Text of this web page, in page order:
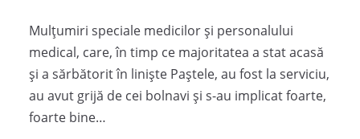
Mulțumiri speciale medicilor și personalului
medical, care, în timp ce majoritatea a stat acasă
și a sărbătorit în liniște Paștele, au fost la serviciu,
au avut grijă de cei bolnavi și s-au implicat foarte,
foarte bine…